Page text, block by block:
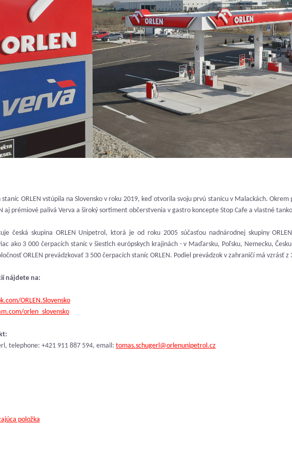
staníc ORLEN vstúpila na Slovensko v roku 2019, keď otvorila svoju prvú stanicu v Malackách.
aj prémiové palivá Verva a široký sortiment občerstvenia v gastro koncepte Stop Cafe a vlastné
česká skupina ORLEN Unipetrol, ktorá je od roku 2005 súčasťou nadnárodnej skupiny
ako 3 000 čerpacích staníc v šiestich európskych krajinách - v Maďarsku, Poľsku, Nemecku,
ORLEN prevádzkovať 3 500 čerpacích staníc ORLEN. Podiel prevádzok v zahraničí má vzrásť z
nájdete na:
ORLEN.Slovensko
orlen_slovensko
telephone: +421 911 887 594, email: tomas.schugerl@orlenunipetrol.cz
položka